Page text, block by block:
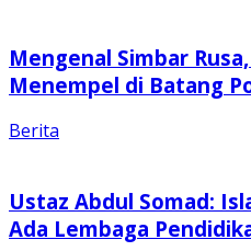
Mengenal Simbar
Menempel di Batang
Berita
Ustaz Abdul Somad:
Ada Lembaga